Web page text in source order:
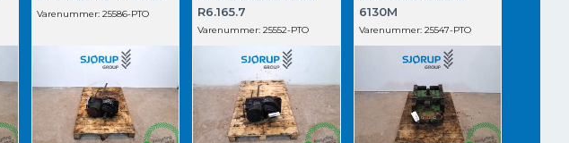
Varenummer: 25586-PTO
R6.165.7
Varenummer: 25552-PTO
6130M
Varenummer: 25547-PTO